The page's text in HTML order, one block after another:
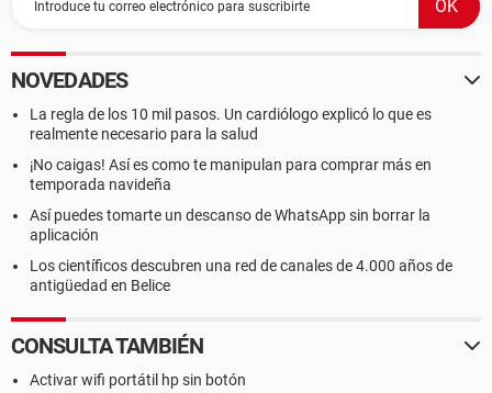
NOVEDADES
La regla de los 10 mil pasos. Un cardiólogo explicó lo que es
realmente necesario para la salud
¡No caigas! Así es como te manipulan para comprar más en
temporada navideña
Así puedes tomarte un descanso de WhatsApp sin borrar la
aplicación
Los científicos descubren una red de canales de 4.000 años de
antigüedad en Belice
CONSULTA TAMBIÉN
Activar wifi portátil hp sin botón